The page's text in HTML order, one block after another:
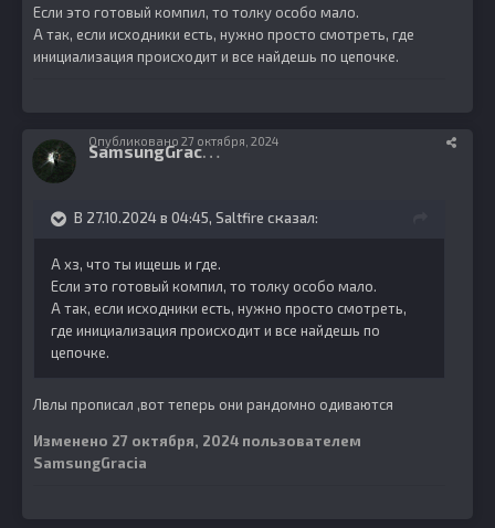
Если это готовый компил, то толку особо мало.
А так, если исходники есть, нужно просто смотреть, где
инициализация происходит и все найдешь по цепочке.
S
amsungGracia 5
Опубликовано 27 октября, 2024
В 27.10.2024 в 04:45, Saltfire сказал:
А хз, что ты ищешь и где.
Если это готовый компил, то толку особо мало.
А так, если исходники есть, нужно просто смотреть,
где инициализация происходит и все найдешь по
цепочке.
Лвлы прописал ,вот теперь они рандомно одиваются
Изменено 27 октября, 2024 пользователем
SamsungGracia